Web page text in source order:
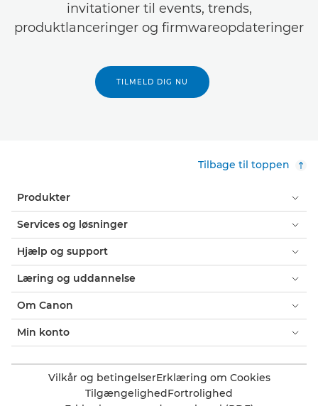
invitationer til events, trends,
produktlanceringer og firmwareopdateringer
TILMELD DIG NU
Tilbage til toppen
Produkter
Services og løsninger
Hjælp og support
Læring og uddannelse
Om Canon
Min konto
Vilkår og betingelserErklæring om Cookies
Tilgængelighed Fortrolighed